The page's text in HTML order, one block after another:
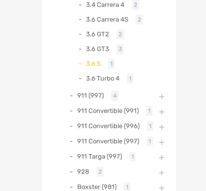
3.4 Carrera 4 2
3.6 Carrera 4S 2
3.6 GT2 2
3.6 GT3 3
3.6 S 1
3.6 Turbo 4 1
911 (997) 4
911 Convertible (991) 1
911 Convertible (996) 1
911 Convertible (997) 1
911 Targa (997) 1
928 2
Boxster (981) 1